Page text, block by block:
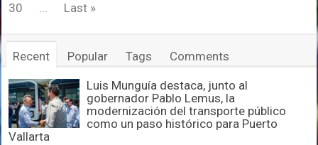
30
... Last »
Recent Popular Tags Comments
Luis Munguía destaca, junto al
gobernador Pablo Lemus, la
modernización del transporte público
como un paso histórico para Puerto
Vallarta